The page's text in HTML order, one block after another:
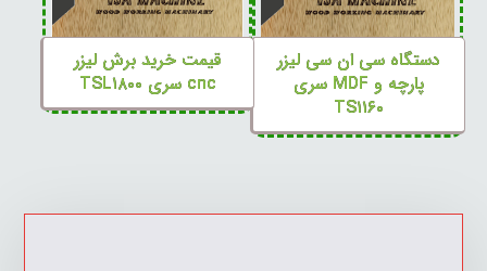
دستگاه سی ان سی لیزر
پارچه و MDF سری
TS۱۱۶۰
قیمت خرید برش لیزر
cnc سری TSL۱۸۰۰